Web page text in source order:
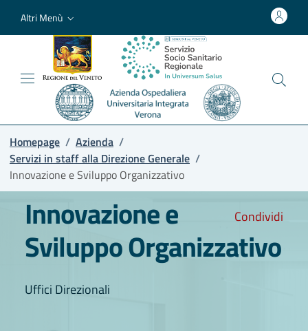
Altri Menù
Homepage / Azienda /
Servizi in staff alla Direzione Generale /
Innovazione e Sviluppo Organizzativo
Condividi
Innovazione e
Sviluppo Organizzativo
Uffici Direzionali